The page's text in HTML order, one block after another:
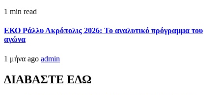
1 min read
ΕΚΟ Ράλλυ Ακρόπολις 2026: Το αναλυτικό πρόγραμμα του
αγώνα
1 μήνα ago admin
ΔΙΑΒΑΣΤΕ ΕΔΩ